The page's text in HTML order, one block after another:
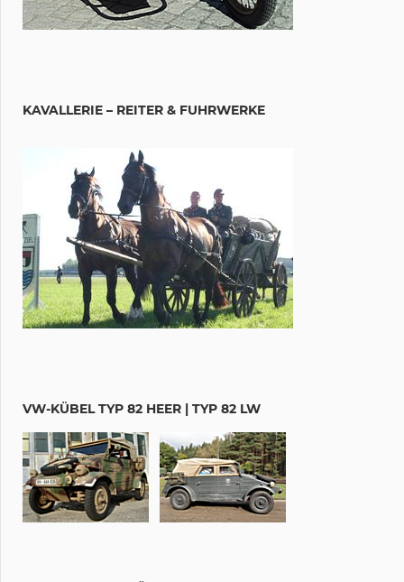
KAVALLERIE – REITER & FUHRWERKE
VW-KÜBEL TYP 82 HEER | TYP 82 LW